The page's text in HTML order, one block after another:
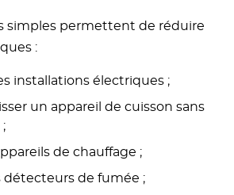
simples permettent de réduire
:
installations électriques ;
un appareil de cuisson sans
de chauffage ;
détecteurs de fumée ;